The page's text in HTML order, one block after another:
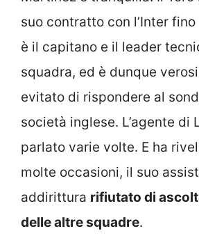
suo contratto con l’Inter
è il capitano e il leader
squadra, ed è dunque
evitato di rispondere al
società inglese. L’agente di
parlato varie volte. E ha
molte occasioni, il suo
addirittura rifiutato di
delle altre squadre.